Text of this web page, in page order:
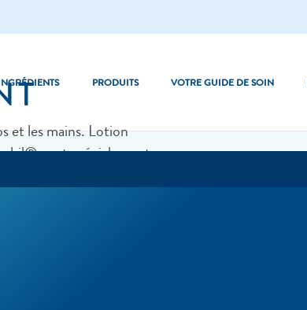
PRODUITS VOTRE GUIDE DE SOIN
et les mains. Lotion
sont spécialement